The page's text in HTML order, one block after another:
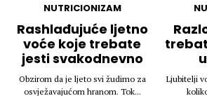
NUTRICIONIZAM
Rashlađujuće ljetno
voće koje trebate
jesti svakodnevno
Obzirom da je ljeto svi žudimo za
osvježavajućom hranom. Tok...
Ljubitelji